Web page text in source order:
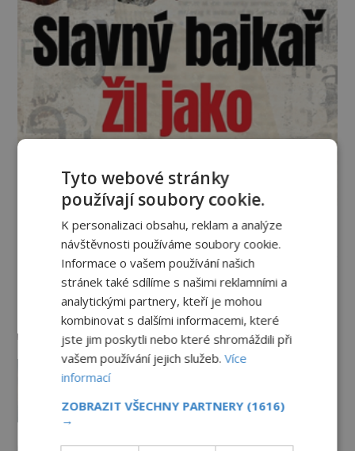
Vesmír a technologie
Podivné události roku 2023: Jsou
Američané v obležení UFO?
PREMIUM 27.7.2026 3.5TIS
Nad australským městem
PREMIUM
Mimozemšťan z Andahuaylillas: Čí
Tyto webové stránky
používají soubory cookie.
K personalizaci obsahu, reklam a analýze
návštěvnosti používáme soubory cookie.
Informace o vašem používání našich
stránek také sdílíme s našimi reklamními a
analytickými partnery, kteří je mohou
kombinovat s dalšími informacemi, které
jste jim poskytli nebo které shromáždili při
vašem používání jejich služeb.Více
informací
ZOBRAZIT VŠECHNY PARTNERY (1616)
→